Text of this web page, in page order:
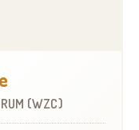
(WZC)